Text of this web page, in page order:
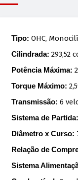
Tipo: OHC,
Cilindrada: 293,52
Potência Máxima:
Torque Máximo:
Transmissão: 6
Sistema de Partida:
Diâmetro x Curso:
Relação de
Sistema